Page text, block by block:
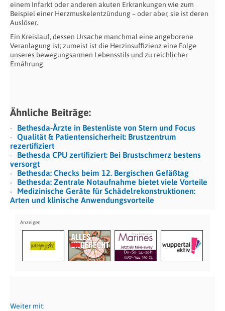
einem Infarkt oder anderen akuten Erkrankungen wie zum
Beispiel einer Herzmuskelentzündung – oder aber, sie ist deren
Auslöser.
Ein Kreislauf, dessen Ursache manchmal eine angeborene
Veranlagung ist; zumeist ist die Herzinsuffizienz eine Folge
unseres bewegungsarmen Lebensstils und zu reichlicher
Ernährung.
Ähnliche Beiträge:
Bethesda-Ärzte in Bestenliste von Stern und Focus
Qualität & Patientensicherheit: Brustzentrum
rezertifiziert
Bethesda CPU zertifiziert: Bei Brustschmerz bestens
versorgt
Bethesda: Checks beim 12. Bergischen Gefäßtag
Bethesda: Zentrale Notaufnahme bietet viele Vorteile
Medizinische Geräte für Schädelrekonstruktionen:
Arten und klinische Anwendungsvorteile
Weiter mit: